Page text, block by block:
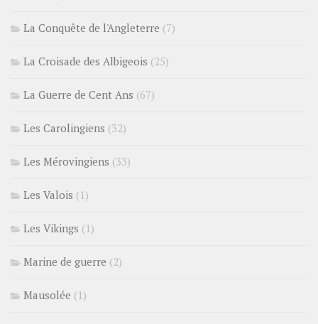
La Conquête de l'Angleterre (7)
La Croisade des Albigeois (25)
La Guerre de Cent Ans (67)
Les Carolingiens (32)
Les Mérovingiens (33)
Les Valois (1)
Les Vikings (1)
Marine de guerre (2)
Mausolée (1)